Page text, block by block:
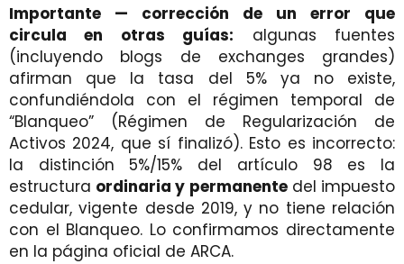
Importante — corrección de un error que
circula en otras guías: algunas fuentes
(incluyendo blogs de exchanges grandes)
afirman que la tasa del 5% ya no existe,
confundiéndola con el régimen temporal de
“Blanqueo” (Régimen de Regularización de
Activos 2024, que sí finalizó). Esto es incorrecto:
la distinción 5%/15% del artículo 98 es la
estructura ordinaria y permanentedel impuesto
cedular, vigente desde 2019, y no tiene relación
con el Blanqueo. Lo confirmamos directamente
en la página oficial de ARCA.